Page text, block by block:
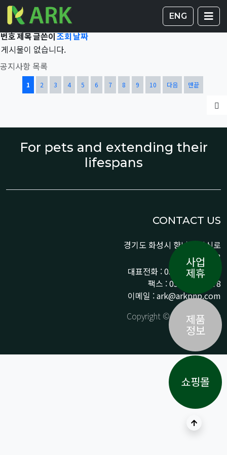
ENG
Total 42,654건1 페이지 게시판
공지사항 목록
번호제목글쓴이조회날짜
게시물이 없습니다.
열린
1 페이지
2
페이지3페이지4
페이지5페이지6
페이지7
페이지8
페이지9
페이지10
페이지 다음 맨끝
For pets and extending their
lifespans
CONTACT US
경기도 화성시 향남읍 상신로
290-13
대표전화 : 031-359-9776 /
팩스 : 031-359-9778
이메일 : ark@arkpnp.com
Copyright © ARK All Rights
Reserved.
상단으로
사업
제휴
제품
정보
쇼핑몰